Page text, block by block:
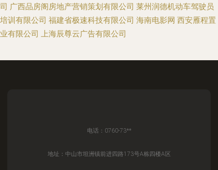
司 广西品房阁房地产营销策划有限公司 莱州润德机动车驾驶员
培训有限公司 福建省极速科技有限公司 海南电影网 西安雁程置
业有限公司 上海辰尊云广告有限公司
电话：0760-73**
地址：中山市坦洲镇前进四路173号A栋四楼A区